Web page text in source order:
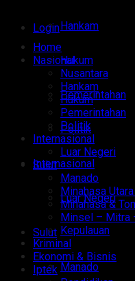
LoginHankam
Hukum
Pemerintahan
Politik
Internasional
Luar Negeri
Sulut
Manado
Home
Nasional
Nusantara
Hankam
Hukum
Pemerintahan
Politik
Internasional
Luar Negeri
Sulut
Manado
Minahasa
Minahasa &
Minsel – Mitra
Kepulauan
Kriminal
Ekonomi & Bisnis
Iptek